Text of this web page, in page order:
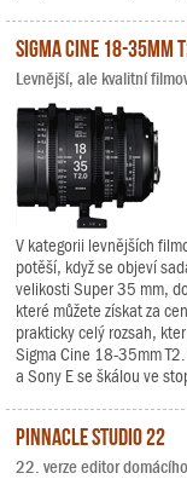
Sigma Cine 18-35mm
Levnější, ale kvalitní
V kategorii levnějších
potěší, když se objeví
velikosti Super 35 mm,
které můžete získat za
prakticky celý rozsah,
Sigma Cine 18-35mm
a Sony E se škálou ve
Pinnacle Studio 22
22. verze editor